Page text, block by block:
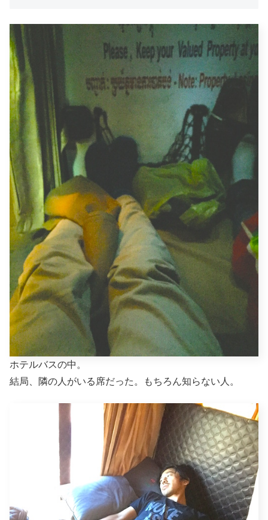
ホテルバスの中。
結局、隣の人がいる席だった。もちろん知らない人。